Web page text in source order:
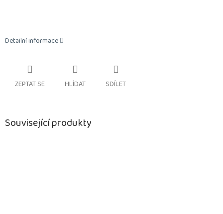
Detailní informace
ZEPTAT SE HLÍDAT SDÍLET
Související produkty